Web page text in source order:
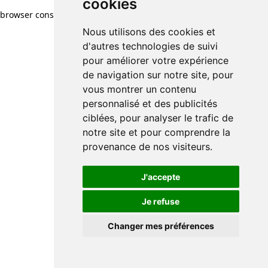
cookies
Nous utilisons des cookies et
d'autres technologies de suivi
pour améliorer votre expérience
de navigation sur notre site, pour
vous montrer un contenu
personnalisé et des publicités
ciblées, pour analyser le trafic de
notre site et pour comprendre la
provenance de nos visiteurs.
J'accepte
Je refuse
Changer mes préférences
browser console for more information)